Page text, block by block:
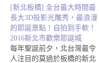
[新北板橋] 全台最大時間最
長大3D投影光雕秀，最浪漫
的耶誕景點！自拍到手軟！
2016新北市歡樂耶誕城
每年聖誕前夕，北台灣最令
人注目的莫過於板橋的新北